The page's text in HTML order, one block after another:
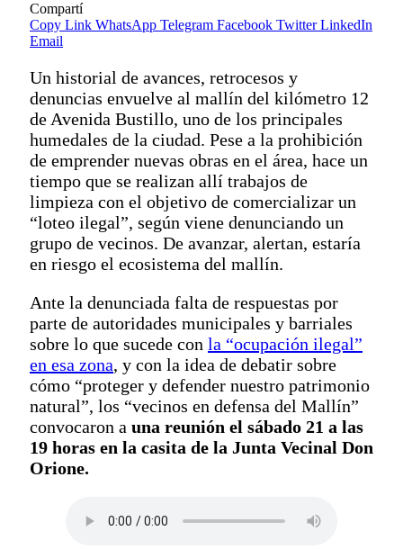
Compartí
Copy Link WhatsApp Telegram Facebook Twitter LinkedIn
Email
Un historial de avances, retrocesos y
denuncias envuelve al mallín del kilómetro 12
de Avenida Bustillo, uno de los principales
humedales de la ciudad. Pese a la prohibición
de emprender nuevas obras en el área, hace un
tiempo que se realizan allí trabajos de
limpieza con el objetivo de comercializar un
“loteo ilegal”, según viene denunciando un
grupo de vecinos. De avanzar, alertan, estaría
en riesgo el ecosistema del mallín.
Ante la denunciada falta de respuestas por
parte de autoridades municipales y barriales
sobre lo que sucede con la “ocupación ilegal”
en esa zona, y con la idea de debatir sobre
cómo “proteger y defender nuestro patrimonio
natural”, los “vecinos en defensa del Mallín”
convocaron a una reunión el sábado 21 a las
19 horas en la casita de la Junta Vecinal Don
Orione.